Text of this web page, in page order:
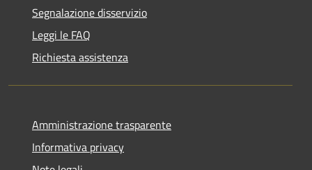
Segnalazione disservizio
Leggi le FAQ
Richiesta assistenza
Amministrazione trasparente
Informativa privacy